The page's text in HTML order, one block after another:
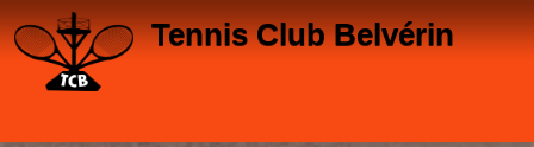
Tennis Club Belvérin
Panneau de gestion des cookies